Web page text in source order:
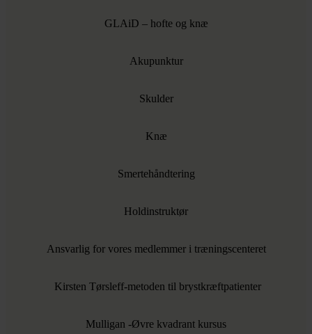
GLAiD – hofte og knæ
Akupunktur
Skulder
Knæ
Smertehåndtering
Holdinstruktør
Ansvarlig for vores medlemmer i træningscenteret
Kirsten Tørsleff-metoden til brystkræftpatienter
Mulligan -Øvre kvadrant kursus